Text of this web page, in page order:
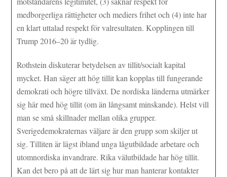
medborgerliga rättigheter och mediers frihet och (4) inte har
en klart uttalad respekt för valresultaten. Kopplingen till
Trump 2016–20 är tydlig.
Rothstein diskuterar betydelsen av tillit/socialt kapital
mycket. Han säger att hög tillit kan kopplas till fungerande
demokrati och högre tillväxt. De nordiska länderna utmärker
sig här med hög tillit (om än långsamt minskande). Helst vill
man se små skillnader mellan olika grupper.
Sverigedemokraternas väljare är den grupp som skiljer ut
sig. Tilliten är lägst ibland unga lågutbildade arbetare och
utomnordiska invandrare. Rika välutbildade har hög tillit.
Kan det bero på att de lärt sig hur man hanterar kontakter